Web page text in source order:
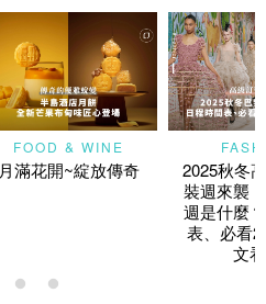
FOOD & WINE
月滿花開~綻放傳奇
2025秋冬
裝週來襲
週是什麼
表、必看
文